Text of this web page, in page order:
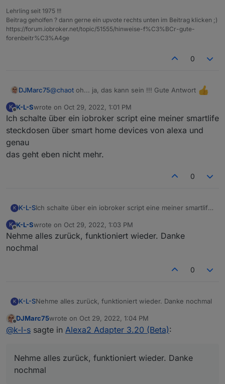
Lehrling seit 1975 !!!
Beitrag geholfen ? dann gerne ein upvote rechts unten im Beitrag klicken ;)
https://forum.iobroker.net/topic/51555/hinweise-f%C3%BCr-gute-
forenbeitr%C3%A4ge
0
DJMarc75@chaot oh... ja, das kann sein !!! Gute Antwort
K
Offline
K-L-Swrote on Oct 29, 2022, 1:01 PM
last edited by
Ich schalte über ein iobroker script eine meiner smartlife
steckdosen über smart home devices von alexa und
genau
das geht eben nicht mehr.
0
K K-L-SIch schalte über ein iobroker script eine meiner smartlife
genau
das geht eben nicht mehr.
K
Offline
K-L-Swrote on Oct 29, 2022, 1:03 PM
last edited by
Nehme alles zurück, funktioniert wieder. Danke
nochmal
0
K K-L-SNehme alles zurück, funktioniert wieder. Danke nochmal
Offline
DJMarc75wrote on Oct 29, 2022, 1:04 PM
last edited by
@k-l-s sagte in Alexa2 Adapter 3.20 (Beta):
Nehme alles zurück, funktioniert wieder. Danke
nochmal